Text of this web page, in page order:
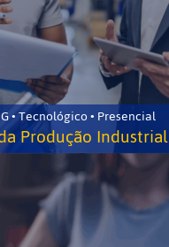
• Tecnológico • Presencial
Produção Industrial